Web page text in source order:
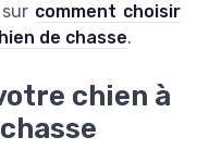
comment choisir
de chasse.
chien à